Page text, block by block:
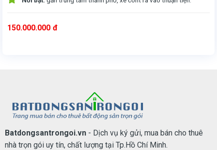
150.000.000 đ
Batdongsantrongoi.vn- Dịch vụ ký gửi, mua bán cho thuê
nhà trọn gói uy tín, chất lượng tại Tp.Hồ Chí Minh.